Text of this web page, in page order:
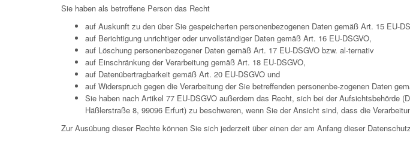
Sie haben als betroffene Person das Recht
auf Auskunft zu den über Sie gespeicherten personenbezogenen Daten gemäß Art. 15 EU-
auf Berichtigung unrichtiger oder unvollständiger Daten gemäß Art. 16 EU-DSGVO,
auf Löschung personenbezogener Daten gemäß Art. 17 EU-DSGVO bzw. al-ternativ
auf Einschränkung der Verarbeitung gemäß Art. 18 EU-DSGVO,
auf Datenübertragbarkeit gemäß Art. 20 EU-DSGVO und
auf Widerspruch gegen die Verarbeitung der Sie betreffenden personenbe-zogenen Daten
Sie haben nach Artikel 77 EU-DSGVO außerdem das Recht, sich bei der Aufsichtsbehörde
Häßlerstraße 8, 99096 Erfurt) zu beschweren, wenn Sie der Ansicht sind, dass die
Zur Ausübung dieser Rechte können Sie sich jederzeit über einen der am Anfang dieser